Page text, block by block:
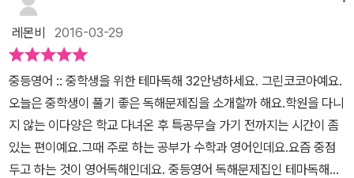
레몬비 2016-03-29
중등영어 :: 중학생을 위한 테마독해 32안녕하세요. 그린코코아예요.
오늘은 중학생이 풀기 좋은 독해문제집을 소개할까 해요.학원을 다니
지 않는 이다양은 학교 다녀온 후 특공무슬 가기 전까지는 시간이 좀
있는 편이예요.그때 주로 하는 공부가 수학과 영어인데요.요즘 중점
두고 하는 것이 영어독해인데요. ​​중등영어 독해문제집인 테마독해32